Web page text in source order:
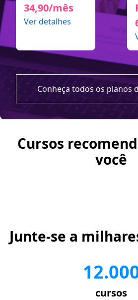
34,90/mês
Ver detalhes
Conheça todos os planos
Cursos
você
Junte-se a
cursos